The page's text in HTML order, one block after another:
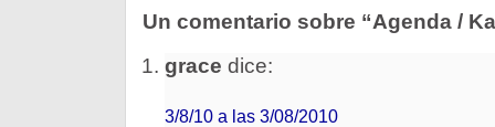
Un comentario sobre “Agenda /
grace dice:
3/8/10 a las 3/08/2010